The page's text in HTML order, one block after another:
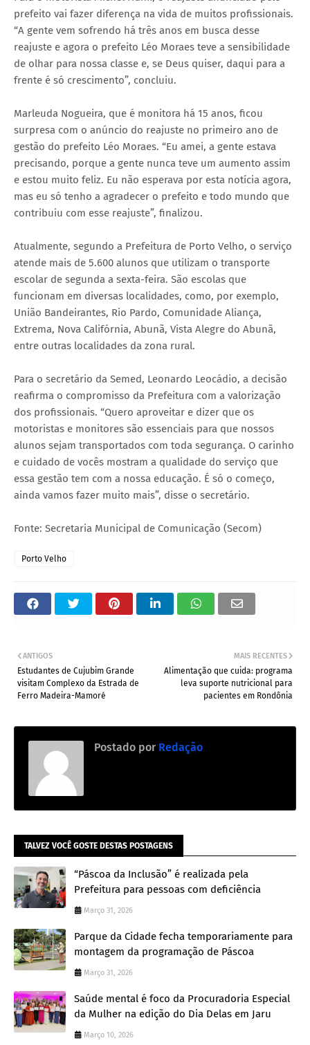
prefeito vai fazer diferença na vida de muitos profissionais.
“A gente vem sofrendo há três anos em busca desse
reajuste e agora o prefeito Léo Moraes teve a sensibilidade
de olhar para nossa classe e, se Deus quiser, daqui para a
frente é só crescimento”, concluiu.
Marleuda Nogueira, que é monitora há 15 anos, ficou
surpresa com o anúncio do reajuste no primeiro ano de
gestão do prefeito Léo Moraes. “Eu amei, a gente estava
precisando, porque a gente nunca teve um aumento assim
e estou muito feliz. Eu não esperava por esta notícia agora,
mas eu só tenho a agradecer o prefeito e todo mundo que
contribuiu com esse reajuste”, finalizou.
Atualmente, segundo a Prefeitura de Porto Velho, o serviço
atende mais de 5.600 alunos que utilizam o transporte
escolar de segunda a sexta-feira. São escolas que
funcionam em diversas localidades, como, por exemplo,
União Bandeirantes, Rio Pardo, Comunidade Aliança,
Extrema, Nova Califórnia, Abunã, Vista Alegre do Abunã,
entre outras localidades da zona rural.
Para o secretário da Semed, Leonardo Leocádio, a decisão
reafirma o compromisso da Prefeitura com a valorização
dos profissionais. “Quero aproveitar e dizer que os
motoristas e monitores são essenciais para que nossos
alunos sejam transportados com toda segurança. O carinho
e cuidado de vocês mostram a qualidade do serviço que
essa gestão tem com a nossa educação. É só o começo,
ainda vamos fazer muito mais”, disse o secretário.
Fonte: Secretaria Municipal de Comunicação (Secom)
Porto Velho
MAIS RECENTES
Alimentação que cuida: programa
leva suporte nutricional para
pacientes em Rondônia
ANTIGOS
Estudantes de Cujubim Grande
visitam Complexo da Estrada de
Ferro Madeira-Mamoré
Postado por Redação
TALVEZ VOCÊ GOSTE DESTAS POSTAGENS
“Páscoa da Inclusão” é realizada pela
Prefeitura para pessoas com deficiência
Março 31, 2026
Parque da Cidade fecha temporariamente para
montagem da programação de Páscoa
Março 31, 2026
Saúde mental é foco da Procuradoria Especial
da Mulher na edição do Dia Delas em Jaru
Março 10, 2026